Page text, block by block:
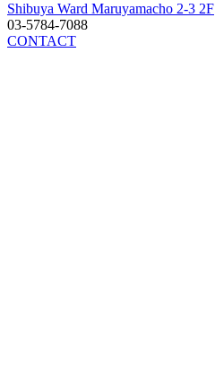
Shibuya Ward Maruyamacho 2-3 2F
03-5784-7088
CONTACT